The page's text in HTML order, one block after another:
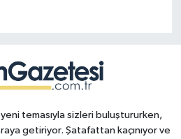
temasıyla sizleri buluştururken,
getiriyor. Şatafattan kaçınıyor ve